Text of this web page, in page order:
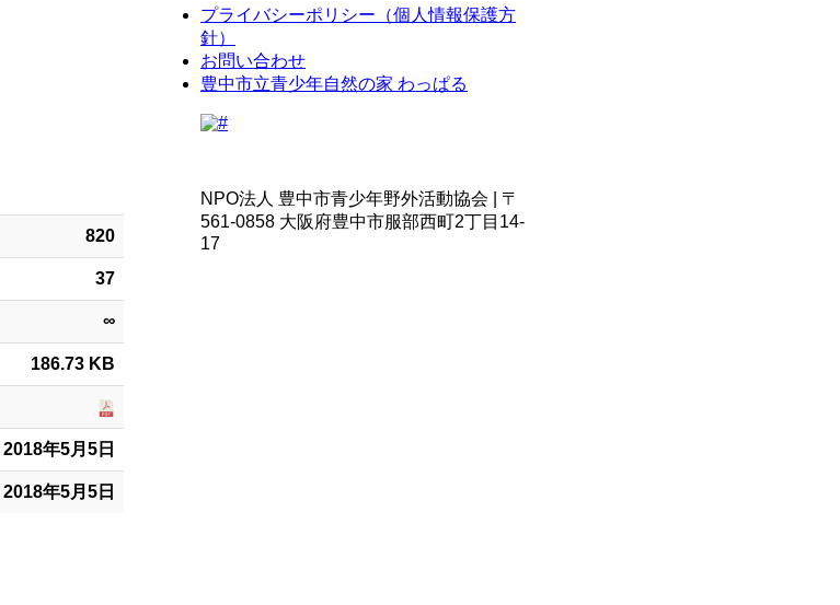
820
37
∞
186.73 KB
2018年5月5日
2018年5月5日
プライバシーポリシー（個人情報保護方
針）
お問い合わせ
豊中市立青少年自然の家 わっぱる
NPO法人 豊中市青少年野外活動協会 | 〒
561-0858 大阪府豊中市服部西町2丁目14-
17